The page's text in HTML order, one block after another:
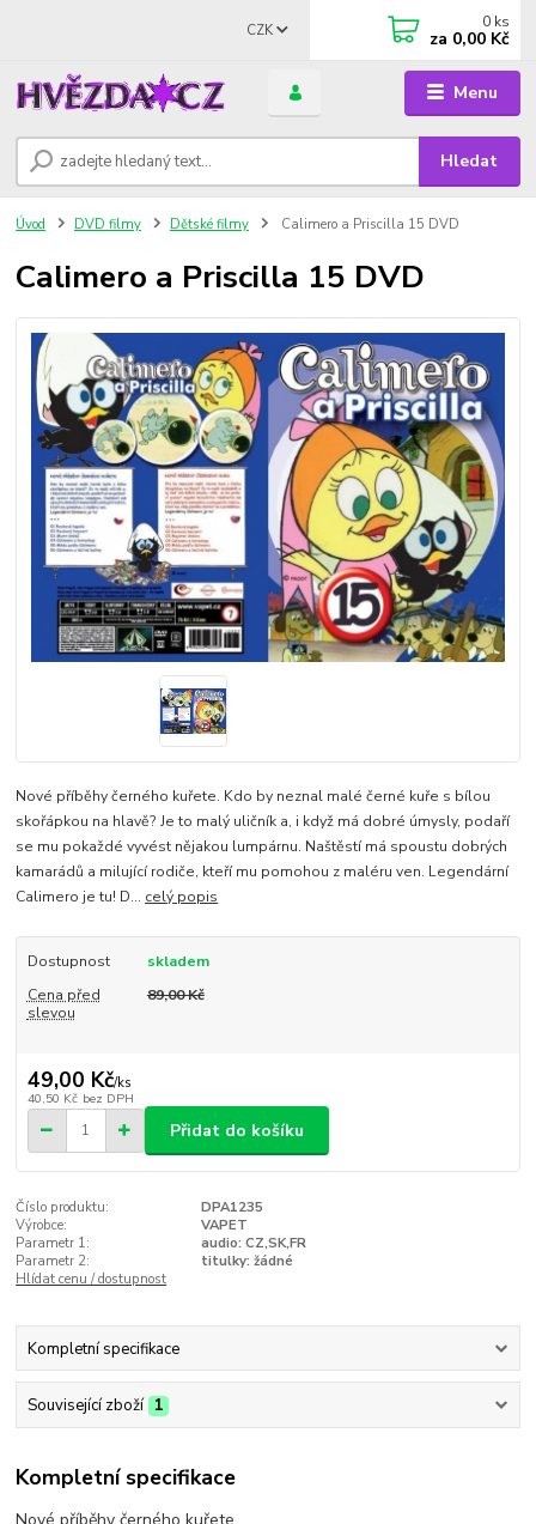
Menu
CZK
Hledat
0 ks
za 0,00 Kč
Úvod DVD filmy Dětské filmy Calimero a Priscilla 15 DVD
Calimero a Priscilla 15 DVD
Nové příběhy černého kuřete. Kdo by neznal malé černé kuře s bílou
skořápkou na hlavě? Je to malý uličník a, i když má dobré úmysly, podaří
se mu pokaždé vyvést nějakou lumpárnu. Naštěstí má spoustu dobrých
kamarádů a milující rodiče, kteří mu pomohou z maléru ven. Legendární
Calimero je tu! D... celý popis
Dostupnost
skladem
Cena před
slevou
89,00 Kč
49,00 Kč/ks
40,50 Kč bez DPH
Přidat do košíku
Číslo produktu:
DPA1235
Výrobce:
VAPET
Parametr 1:
audio: CZ,SK,FR
Parametr 2:
titulky: žádné
Hlídat cenu / dostupnost
Kompletní specifikace
Související zboží 1
Kompletní specifikace